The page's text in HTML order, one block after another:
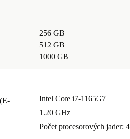
256 GB
512 GB
1000 GB
Intel Core i7-1165G7
1.20 GHz
Počet procesorových jader: 4